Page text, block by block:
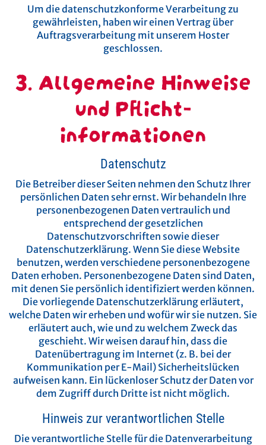
Um die datenschutzkonforme Verarbeitung zu
gewährleisten, haben wir einen Vertrag über
Auftragsverarbeitung mit unserem Hoster
geschlossen.
3. Allgemeine Hinweise
und Pflicht­
informationen
Datenschutz
Die Betreiber dieser Seiten nehmen den Schutz Ihrer
persönlichen Daten sehr ernst. Wir behandeln Ihre
personenbezogenen Daten vertraulich und
entsprechend der gesetzlichen
Datenschutzvorschriften sowie dieser
Datenschutzerklärung. Wenn Sie diese Website
benutzen, werden verschiedene personenbezogene
Daten erhoben. Personenbezogene Daten sind Daten,
mit denen Sie persönlich identifiziert werden können.
Die vorliegende Datenschutzerklärung erläutert,
welche Daten wir erheben und wofür wir sie nutzen. Sie
erläutert auch, wie und zu welchem Zweck das
geschieht. Wir weisen darauf hin, dass die
Datenübertragung im Internet (z. B. bei der
Kommunikation per E-Mail) Sicherheitslücken
aufweisen kann. Ein lückenloser Schutz der Daten vor
dem Zugriff durch Dritte ist nicht möglich.
Hinweis zur verantwortlichen Stelle
Die verantwortliche Stelle für die Datenverarbeitung